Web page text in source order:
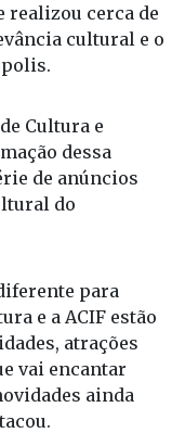
de uma
gerações,
paulista e da
cerca de
cultural e o
Cultura e
de anúncios
do
para
e a ACIF estão